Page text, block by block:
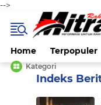
-->
Home Terpopuler
Kategori